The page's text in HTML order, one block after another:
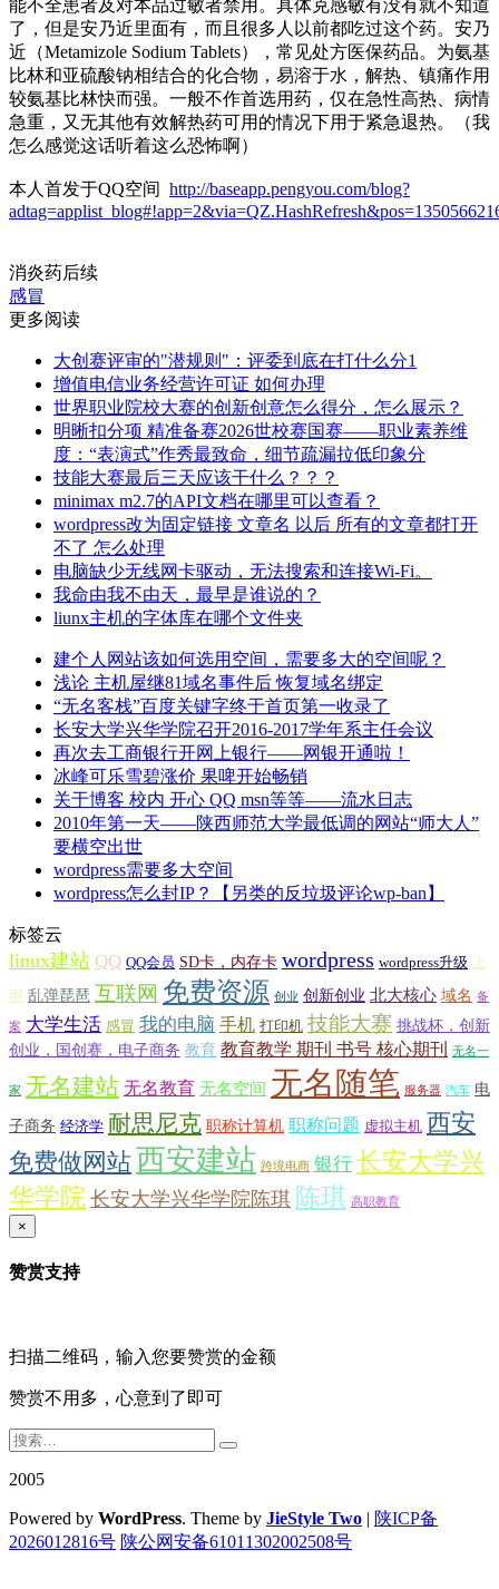
能不全患者及对本品过敏者禁用。具体克感敏有没有就不知道
了，但是安乃近里面有，而且很多人以前都吃过这个药。安乃
近（Metamizole Sodium Tablets），常见处方医保药品。为氨基
比林和亚硫酸钠相结合的化合物，易溶于水，解热、镇痛作用
较氨基比林快而强。一般不作首选用药，仅在急性高热、病情
急重，又无其他有效解热药可用的情况下用于紧急退热。（我
怎么感觉这话听着这么恐怖啊）
本人首发于QQ空间 http://baseapp.pengyou.com/blog?
消炎药后续
感冒
更多阅读
大创赛评审的"潜规则"：评委到底在打什么分1
增值电信业务经营许可证 如何办理
世界职业院校大赛的创新创意怎么得分，怎么展示？
明晰扣分项 精准备赛2026世校赛国赛——职业素养维
度：“表演式”作秀最致命，细节疏漏拉低印象分
技能大赛最后三天应该干什么？？？
minimax m2.7的API文档在哪里可以查看？
wordpress改为固定链接 文章名 以后 所有的文章都打开
不了 怎么处理
电脑缺少无线网卡驱动，无法搜索和连接Wi-Fi。
我命由我不由天，最早是谁说的？
liunx主机的字体库在哪个文件夹
建个人网站该如何选用空间，需要多大的空间呢？
浅论 主机屋继81域名事件后 恢复域名绑定
“无名客栈”百度关键字终于首页第一收录了
长安大学兴华学院召开2016-2017学年系主任会议
再次去工商银行开网上银行——网银开通啦！
冰峰可乐雪碧涨价 果啤开始畅销
关于博客 校内 开心 QQ msn等等——流水日志
2010年第一天——陕西师范大学最低调的网站“师大人”
要横空出世
wordpress需要多大空间
wordpress怎么封IP？【另类的反垃圾评论wp-ban】
标签云
linux建站 QQ QQ会员 SD卡，内存卡 wordpress wordpress升级 上
网 乱弹琵琶 互联网 免费资源 创业 创新创业 北大核心 域名 备
案 大学生活 感冒 我的电脑 手机 打印机 技能大赛 挑战杯，创新
创业，国创赛，电子商务 教育 教育教学 期刊 书号 核心期刊 无名一
家 无名建站 无名教育 无名空间 无名随笔 服务器 汽车 电
子商务 经济学 耐思尼克 职称计算机 职称问题 虚拟主机 西安
免费做网站西安建站 跨境电商 银行 长安大学兴
华学院 长安大学兴华学院陈琪 陈琪 高职教育
×
赞赏支持
扫描二维码，输入您要赞赏的金额
赞赏不用多，心意到了即可
2005
Powered by WordPress. Theme by JieStyle Two | 陕ICP备
2026012816号 陕公网安备61011302002508号